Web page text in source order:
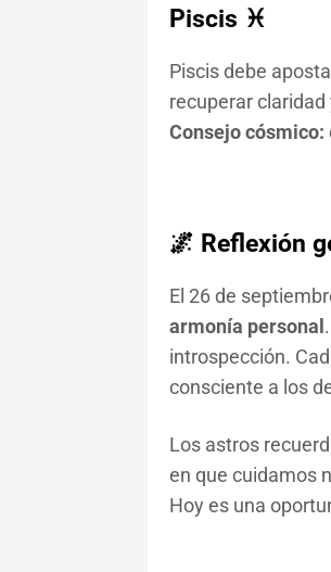
Piscis ♓
Piscis debe
recuperar claridad
Consejo cósmico:
🌌 Reflexión
El 26 de
armonía personal
introspección.
consciente a los
Los astros
en que cuidamos
Hoy es una